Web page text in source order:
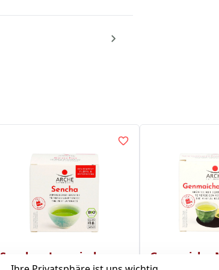
Sencha - Japanischer
Genmaicha-